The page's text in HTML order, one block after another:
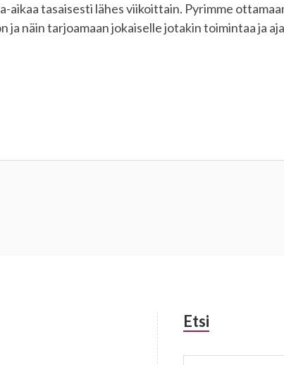
aikaa tasaisesti lähes viikoittain. Pyrimme
ja näin tarjoamaan jokaiselle jotakin toimintaa ja
Etsi